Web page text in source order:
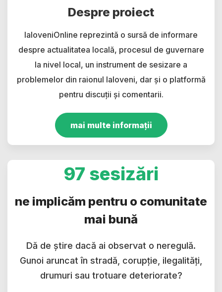
Despre proiect
IaloveniOnline reprezintă o sursă de informare
despre actualitatea locală, procesul de guvernare
la nivel local, un instrument de sesizare a
problemelor din raionul Ialoveni, dar și o platformă
pentru discuții și comentarii.
mai multe informații
97 sesizări
ne implicăm pentru o comunitate
mai bună
Dă de știre dacă ai observat o neregulă.
Gunoi aruncat în stradă, corupție, ilegalități,
drumuri sau trotuare deteriorate?